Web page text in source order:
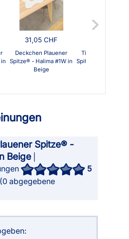
31,05 CHF
Deckchen Plauener
Spitze® - Halima #1W in
Beige
Tischband
Spitze® - Halima
Spitze® -
Beige
5
| (0 abgegebene